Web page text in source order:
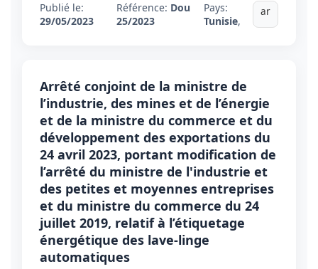
Publié le:
29/05/2023
Référence: Dou
25/2023
Pays:
Tunisie,
ar
Arrêté conjoint de la ministre de
l’industrie, des mines et de l’énergie
et de la ministre du commerce et du
développement des exportations du
24 avril 2023, portant modification de
l’arrêté du ministre de l'industrie et
des petites et moyennes entreprises
et du ministre du commerce du 24
juillet 2019, relatif à l’étiquetage
énergétique des lave-linge
automatiques